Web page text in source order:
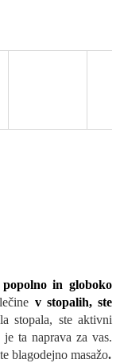
popolno in globoko
v stopalih, ste
stopala, ste aktivni
je ta naprava za vas.
blagodejno masažo.